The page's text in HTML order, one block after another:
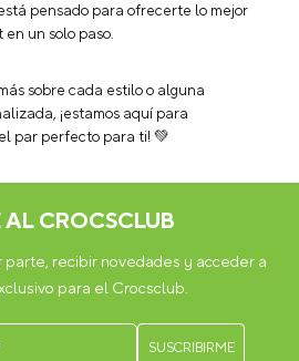
pensado para ofrecerte lo mejor
un solo paso.
sobre cada estilo o alguna
¡estamos aquí para
par perfecto para ti! 💚
AL CROCSCLUB
recibir novedades y acceder a
para el Crocsclub.